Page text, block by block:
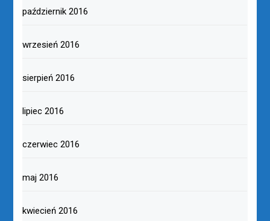
październik 2016
wrzesień 2016
sierpień 2016
lipiec 2016
czerwiec 2016
maj 2016
kwiecień 2016